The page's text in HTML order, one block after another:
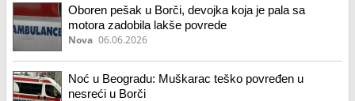
Oboren pešak u Borči, devojka koja je pala sa
motora zadobila lakše povrede
Nova 06.06.2026
Noć u Beogradu: Muškarac teško povređen u
nesreći u Borči